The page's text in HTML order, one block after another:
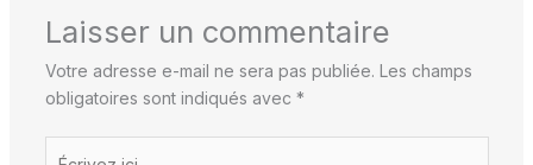
Laisser un commentaire
Votre adresse e-mail ne sera pas publiée. Les champs
obligatoires sont indiqués avec *